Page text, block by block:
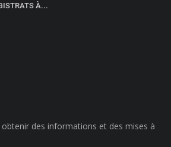
À...
des informations et des mises à